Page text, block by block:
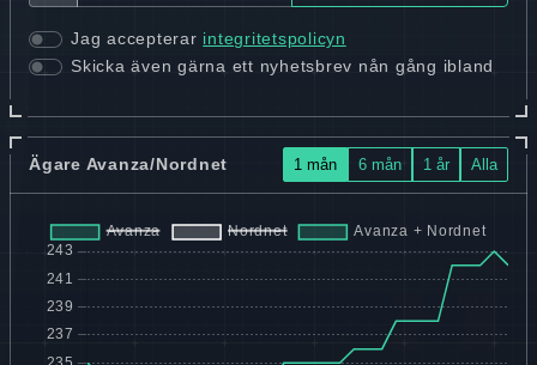
Jag accepterar integritetspolicyn
Skicka även gärna ett nyhetsbrev nån gång ibland
Ägare Avanza/Nordnet 1 mån 6 mån 1 år Alla